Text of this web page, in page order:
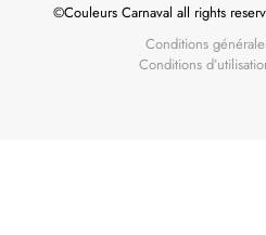
©Couleurs Carnaval all rights
Conditions
Conditions